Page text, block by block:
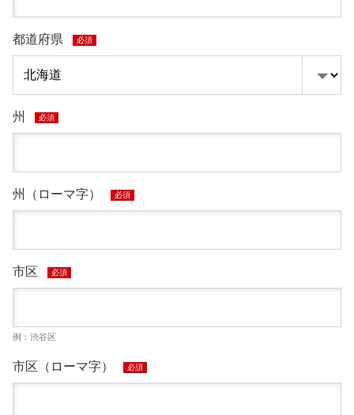
都道府県 必須
州 必須
州（ローマ字） 必須
市区 必須
例：渋谷区
市区（ローマ字） 必須